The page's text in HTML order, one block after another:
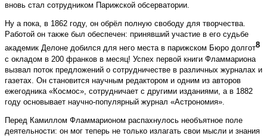
вновь стал сотрудником Парижской обсерватории.
Ну а пока, в 1862 году, он обрёл полную свободу для творчества.
Работой он также был обеспечен: принявший участие в его судьбе
академик Делоне добился для него места в парижском Бюро долгот8
с окладом в 200 франков в месяц! Успех первой книги Фламмариона
вызвал поток предложений о сотрудничестве в различных журналах и
газетах. Он становится научным редактором и одним из авторов
ежегодника «Космос», сотрудничает с другими изданиями, а в 1882
году основывает научно-популярный журнал «Астрономия».
Перед Камиллом Фламмарионом распахнулось необъятное поле
деятельности: он мог теперь не только излагать свои мысли и знания